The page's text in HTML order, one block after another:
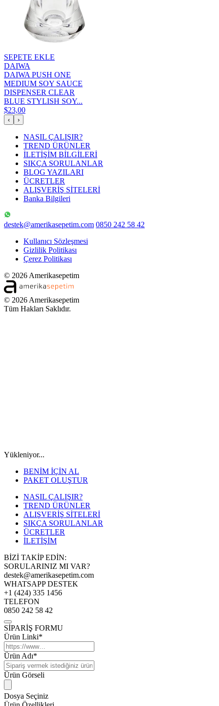
SEPETE EKLE
DAIWA
DAIWA PUSH ONE
MEDIUM SOY SAUCE
DISPENSER CLEAR
BLUE STYLISH SOY...
$23,00
‹ ›
NASIL ÇALIŞIR?
TREND ÜRÜNLER
İLETİŞİM BİLGİLERİ
SIKÇA SORULANLAR
BLOG YAZILARI
ÜCRETLER
ALIŞVERİŞ SİTELERİ
Banka Bilgileri
destek@amerikasepetim.com 0850 242 58 42
Kullanıcı Sözleşmesi
Gizlilik Politikası
Çerez Politikası
© 2026 Amerikasepetim
© 2026 Amerikasepetim
Tüm Hakları Saklıdır.
Yükleniyor...
BENİM İÇİN AL
PAKET OLUŞTUR
NASIL ÇALIŞIR?
TREND ÜRÜNLER
ALIŞVERİŞ SİTELERİ
SIKÇA SORULANLAR
ÜCRETLER
İLETİŞİM
BİZİ TAKİP EDİN:
SORULARINIZ MI VAR?
destek@amerikasepetim.com
WHATSAPP DESTEK
+1 (424) 335 1456
TELEFON
0850 242 58 42
SİPARİŞ FORMU
Ürün Linki*
Ürün Adı*
Ürün Görseli
Dosya Seçiniz